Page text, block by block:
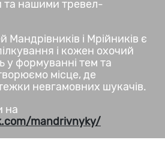
та нашими тревел-
Мандрівників і Мрійників є
і кожен охочий
у формуванні тем та
місце, де
невгамовних шукачів.
на
mandrivnyky/